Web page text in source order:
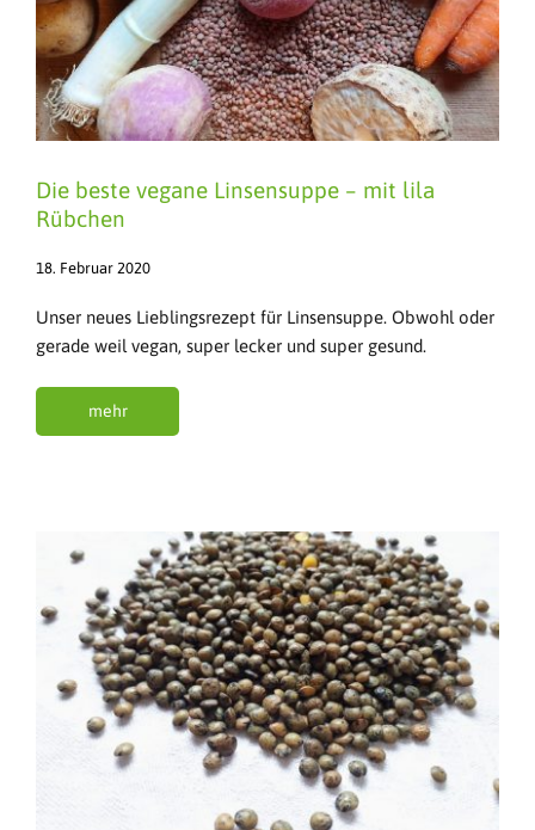
Die beste vegane Linsensuppe – mit lila
Rübchen
18. Februar 2020
Unser neues Lieblingsrezept für Linsensuppe. Obwohl oder
gerade weil vegan, super lecker und super gesund.
mehr